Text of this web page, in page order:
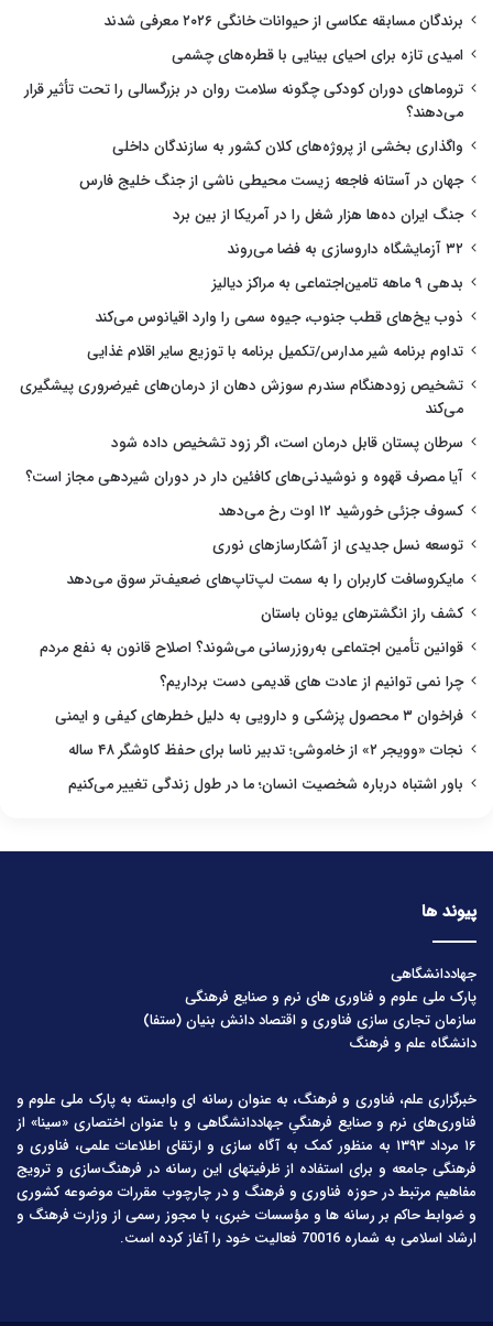
برندگان مسابقه عکاسی از حیوانات خانگی ۲۰۲۶ معرفی شدند
امیدی تازه برای احیای بینایی با قطره‌های چشمی
تروماهای دوران کودکی چگونه سلامت روان در بزرگسالی را تحت تأثیر قرار
می‌دهند؟
واگذاری بخشی از پروژه‌های کلان کشور به سازندگان داخلی
جهان در آستانه فاجعه زیست محیطی ناشی از جنگ خلیج فارس
جنگ ایران ده‌ها هزار شغل را در آمریکا از بین برد
۳۲ آزمایشگاه داروسازی به فضا می‌روند
بدهی ۹ ماهه تامین‌اجتماعی به مراکز دیالیز
ذوب یخ‌های قطب جنوب، جیوه سمی را وارد اقیانوس می‌کند
تداوم برنامه شیر مدارس/تکمیل برنامه با توزیع سایر اقلام غذایی
تشخیص زودهنگام سندرم سوزش دهان از درمان‌های غیرضروری پیشگیری
می‌کند
سرطان پستان قابل درمان است، اگر زود تشخیص داده شود
آیا مصرف قهوه و نوشیدنی‌های کافئین دار در دوران شیردهی مجاز است؟
کسوف جزئی خورشید ۱۲ اوت رخ می‌دهد
توسعه نسل جدیدی از آشکارسازهای نوری
مایکروسافت کاربران را به سمت لپ‌تاپ‌های ضعیف‌تر سوق می‌دهد
کشف راز انگشترهای یونان باستان
قوانین تأمین اجتماعی به‌روزرسانی می‌شوند؟ اصلاح قانون به نفع مردم
چرا نمی توانیم از عادت های قدیمی دست برداریم؟
فراخوان ۳ محصول پزشکی و دارویی به دلیل خطرهای کیفی و ایمنی
نجات «وویجر ۲» از خاموشی؛ تدبیر ناسا برای حفظ کاوشگر ۴۸ ساله
باور اشتباه درباره شخصیت انسان؛ ما در طول زندگی تغییر می‌کنیم
پیوند ها
جهاددانشگاهی
پارک ملی علوم و فناوری های نرم و صنایع فرهنگی
سازمان تجاری سازی فناوری و اقتصاد دانش بنیان (ستفا)
دانشگاه علم و فرهنگ
خبرگزاری علم، فناوری و فرهنگ، به عنوان رسانه ای وابسته به پارک ملی علوم و
فناوری‌های نرم و صنایع فرهنگیِ جهاددانشگاهی و با عنوان اختصاری «سینا» از
۱۶ مرداد ۱۳۹۳ به منظور کمک به آگاه سازی و ارتقای اطلاعات علمی، فناوری و
فرهنگی جامعه و برای استفاده از ظرفیتهای این رسانه در فرهنگ‌سازی و ترویج
مفاهیم مرتبط در حوزه فناوری و فرهنگ و در چارچوب مقررات موضوعه کشوری
و ضوابط حاکم بر رسانه ها و مؤسسات خبری، با مجوز رسمی از وزارت فرهنگ و
ارشاد اسلامی به شماره 70016 فعالیت خود را آغاز کرده است.